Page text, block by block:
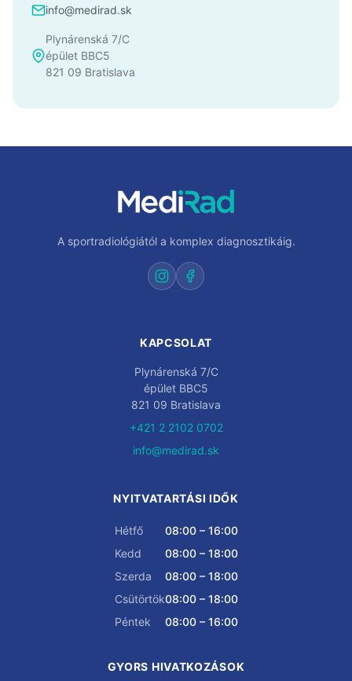
info@medirad.sk
Plynárenská 7/C
épület BBC5
821 09 Bratislava
A sportradiológiától a komplex diagnosztikáig.
KAPCSOLAT
Plynárenská 7/C
épület BBC5
821 09 Bratislava
+421 2 2102 0702
info@medirad.sk
NYITVATARTÁSI IDŐK
Hétfő
08:00 – 16:00
Kedd
08:00 – 18:00
Szerda
08:00 – 18:00
Csütörtök08:00 – 18:00
Péntek
08:00 – 16:00
GYORS HIVATKOZÁSOK